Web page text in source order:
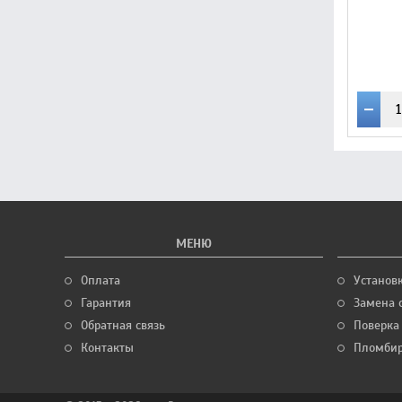
МЕНЮ
Оплата
Гарантия
Обратная связь
Контакты
Замена